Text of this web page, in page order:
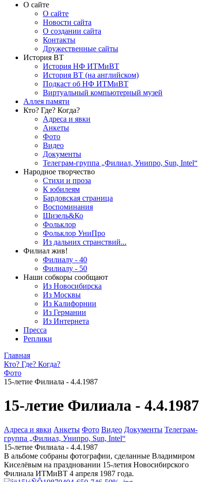
О сайте
О сайте
Новости сайта
О создании сайта
Контакты
Дружественные сайты
История ВТ
История НФ ИТМиВТ
История ВТ (на английском)
Подкаст об НФ ИТМиВТ
Виртуальный компьютерный музей
Аллея памяти
Кто? Где? Когда?
Адреса и явки
Анкеты
Фото
Видео
Документы
Телеграм-группа „Филиал, Унипро, Sun, Intel“
Народное творчество
Стихи и проза
К юбилеям
Бардовская страница
Воспоминания
Шизель&Ко
Фольклор
Фольклор УниПро
Из дальних странствий...
Филиал жив!
Филиалу - 40
Филиалу - 50
Наши собкоры сообщают
Из Новосибирска
Из Москвы
Из Калифорнии
Из Германии
Из Интернета
Пресса
Реплики
Главная
Кто? Где? Когда?
Фото
15-летие Филиала - 4.4.1987
15-летие Филиала - 4.4.1987
Адреса и явки Анкеты Фото Видео Документы Телеграм-
группа „Филиал, Унипро, Sun, Intel“
15-летие Филиала - 4.4.1987
В альбоме собраны фотографии, сделанные Владимиром
Киселёвым на праздновании 15-летия Новосибирского
Филиала ИТМиВТ 4 апреля 1987 года.